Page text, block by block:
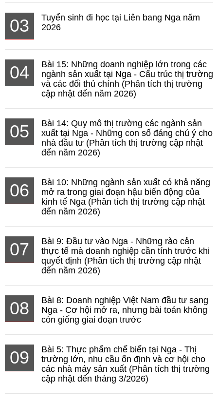
03
Tuyển sinh đi học tại Liên bang Nga năm
2026
04
Bài 15: Những doanh nghiệp lớn trong các
ngành sản xuất tại Nga - Cấu trúc thị trường
và các đối thủ chính (Phân tích thị trường
cập nhật đến năm 2026)
05
Bài 14: Quy mô thị trường các ngành sản
xuất tại Nga - Những con số đáng chú ý cho
nhà đầu tư (Phân tích thị trường cập nhật
đến năm 2026)
06
Bài 10: Những ngành sản xuất có khả năng
mở ra trong giai đoạn hậu biến động của
kinh tế Nga (Phân tích thị trường cập nhật
đến năm 2026)
07
Bài 9: Đầu tư vào Nga - Những rào cản
thực tế mà doanh nghiệp cần tính trước khi
quyết định (Phân tích thị trường cập nhật
đến năm 2026)
08
Bài 8: Doanh nghiệp Việt Nam đầu tư sang
Nga - Cơ hội mở ra, nhưng bài toán không
còn giống giai đoạn trước
09
Bài 5: Thực phẩm chế biến tại Nga - Thị
trường lớn, nhu cầu ổn định và cơ hội cho
các nhà máy sản xuất (Phân tích thị trường
cập nhật đến tháng 3/2026)